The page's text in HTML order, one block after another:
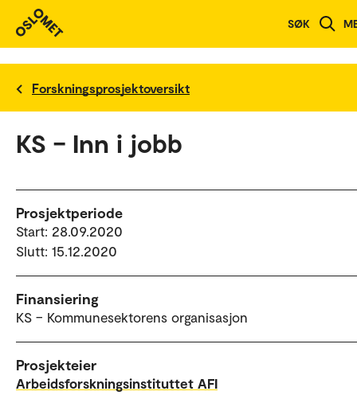
SØK
Forskningsprosjektoversikt
KS – Inn i jobb
Prosjektperiode
Start: 28.09.2020
Slutt: 15.12.2020
Finansiering
KS – Kommunesektorens organisasjon
Prosjekteier
Arbeidsforskningsinstituttet AFI